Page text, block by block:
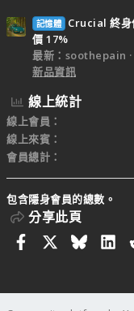
記憶體
Crucial 終身
價 17%
最新：soothepain
新品資訊
線上統計
線上會員
線上來賓
會員總計
包含隱身會員的總數。
分享此頁
Facebook